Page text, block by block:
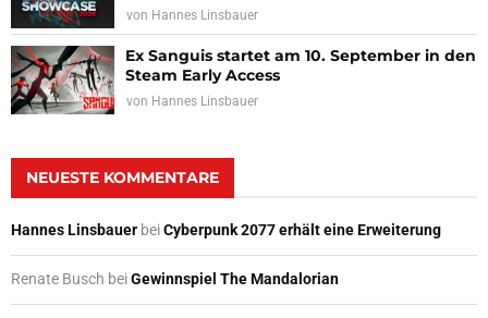
von Hannes Linsbauer
Ex Sanguis startet am 10. September in den
Steam Early Access
von Hannes Linsbauer
NEUESTE KOMMENTARE
Hannes Linsbauer beiCyberpunk 2077 erhält eine Erweiterung
Renate Busch beiGewinnspiel The Mandalorian